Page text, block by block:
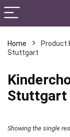
Home Product
Stuttgart
Stuttgart
Showing the single